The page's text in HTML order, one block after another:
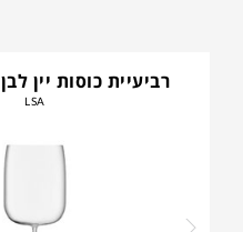
רביעיית כוסות יין לבן BOROUGH
LSA